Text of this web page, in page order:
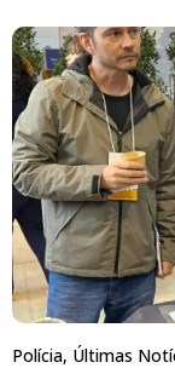
Polícia, Últimas